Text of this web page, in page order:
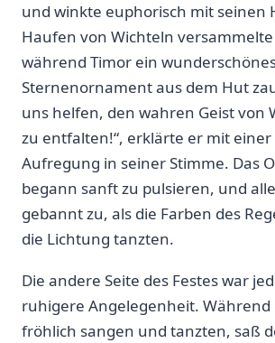
⁢und ‌winkte euphorisch mit seinen
Haufen von Wichteln
während Timor ein
Sternenornament⁤ aus dem Hut
uns helfen, den⁤ wahren Geist von
zu entfalten!“, erklärte er mit
Aufregung in seiner Stimme. Das
begann sanft zu pulsieren, und
gebannt zu, als die Farben des
die ⁣Lichtung tanzten.
Die andere Seite des Festes ⁣war
ruhigere Angelegenheit. Während
fröhlich sangen und tanzten, saß